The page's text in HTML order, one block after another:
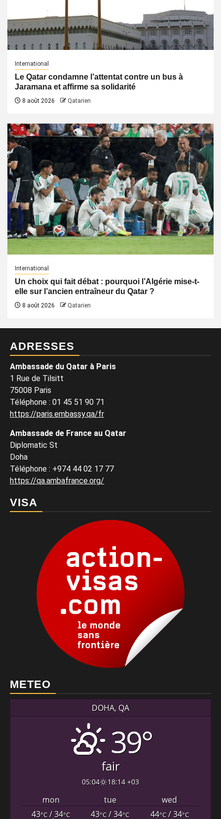
International
Le Qatar condamne l’attentat contre un bus à
Jaramana et affirme sa solidarité
8 août 2026 Qatarien
International
Un choix qui fait débat : pourquoi l’Algérie mise-t-
elle sur l’ancien entraîneur du Qatar ?
8 août 2026 Qatarien
ADRESSES
Ambassade du Qatar à Paris
1 Rue de Tilsitt
75008 Paris
Téléphone : 01 45 51 90 71
https://paris.embassy.qa/fr
Ambassade de France au Qatar
Diplomatic St
Doha
Téléphone : +974 44 02 17 77
https://qa.ambafrance.org/
VISA
METEO
DOHA, QA
39°
fair
05:04 18:14 +03
mon tue
wed
43°C/ 34°C 43°C/ 34°C 44°C/ 34°C